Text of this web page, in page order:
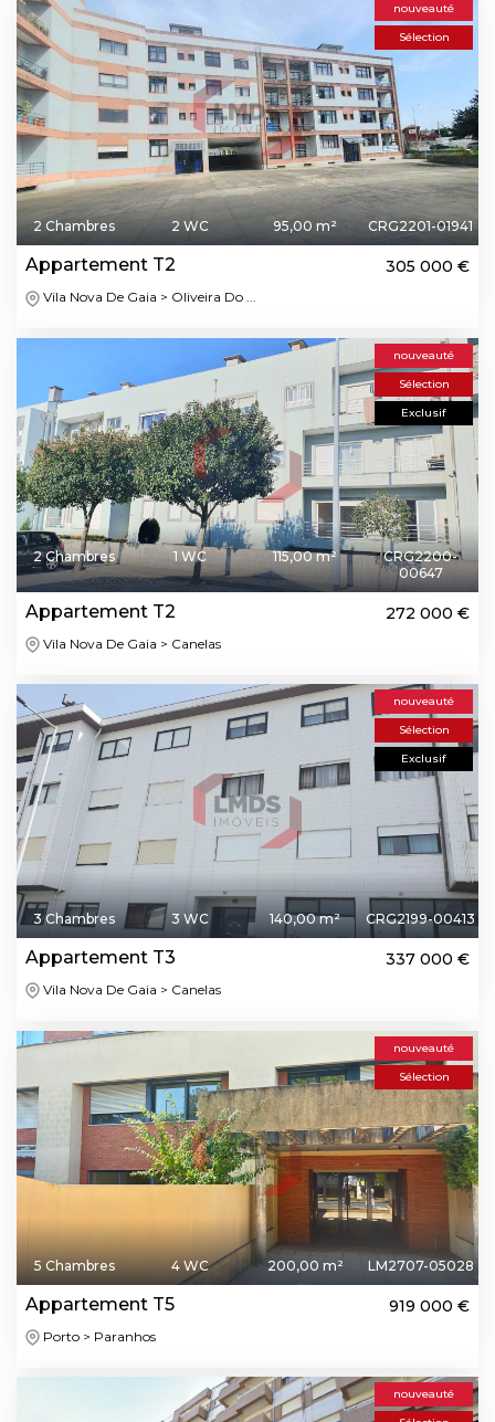
nouveauté
Sélection
2 Chambres 2 WC 95,00 m² CRG2201-01941
Appartement T2 305 000 €
Vila Nova De Gaia > Oliveira Do ...
nouveauté
Sélection
Exclusif
2 Chambres 1 WC 115,00 m²
CRG2200-
00647
Appartement T2 272 000 €
Vila Nova De Gaia > Canelas
nouveauté
Sélection
Exclusif
3 Chambres 3 WC 140,00 m² CRG2199-00413
Appartement T3 337 000 €
Vila Nova De Gaia > Canelas
nouveauté
Sélection
5 Chambres 4 WC 200,00 m² LM2707-05028
Appartement T5 919 000 €
Porto > Paranhos
nouveauté